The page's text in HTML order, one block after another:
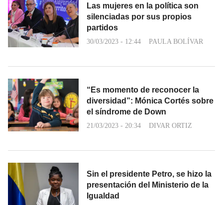
Las mujeres en la política son
silenciadas por sus propios
partidos
30/03/2023 - 12:44 PAULA BOLÍVAR
“Es momento de reconocer la
diversidad”: Mónica Cortés sobre
el síndrome de Down
21/03/2023 - 20:34 DIVAR ORTIZ
Sin el presidente Petro, se hizo la
presentación del Ministerio de la
Igualdad